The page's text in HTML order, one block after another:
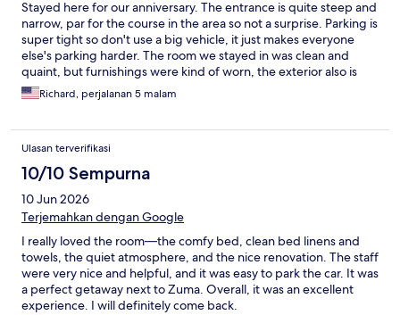
Stayed here for our anniversary. The entrance is quite steep and
narrow, par for the course in the area so not a surprise. Parking is
super tight so don't use a big vehicle, it just makes everyone
else's parking harder. The room we stayed in was clean and
quaint, but furnishings were kind of worn, the exterior also is
fairly worn due to the environment. They do have some wine
available which is nice. Location is convenient for Zuma beach
Richard, perjalanan 5 malam
Ulasan terverifikasi
10/10 Sempurna
10 Jun 2026
Terjemahkan dengan Google
I really loved the room—the comfy bed, clean bed linens and
towels, the quiet atmosphere, and the nice renovation. The staff
were very nice and helpful, and it was easy to park the car. It was
a perfect getaway next to Zuma. Overall, it was an excellent
experience. I will definitely come back.